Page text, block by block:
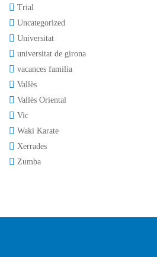
Trial
Uncategorized
Universitat
universitat de girona
vacances familia
Vallès
Vallès Oriental
Vic
Waki Karate
Xerrades
Zumba